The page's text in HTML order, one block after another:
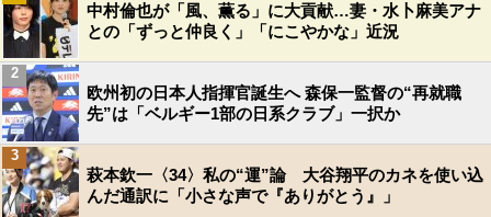
中村倫也が「風、薫る」に大貢献…妻・水卜麻美アナ
との「ずっと仲良く」「にこやかな」近況
欧州初の日本人指揮官誕生へ 森保一監督の“再就職
先”は「ベルギー1部の日系クラブ」一択か
2
萩本欽一〈34〉私の“運”論 大谷翔平のカネを使い込
んだ通訳に「小さな声で『ありがとう』」
3